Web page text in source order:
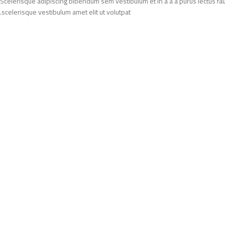
scelerisque vestibulum amet elit ut volutpat.